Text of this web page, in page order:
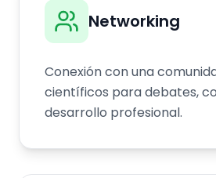
Networking
Conexión con una
científicos para debates,
desarrollo profesional.